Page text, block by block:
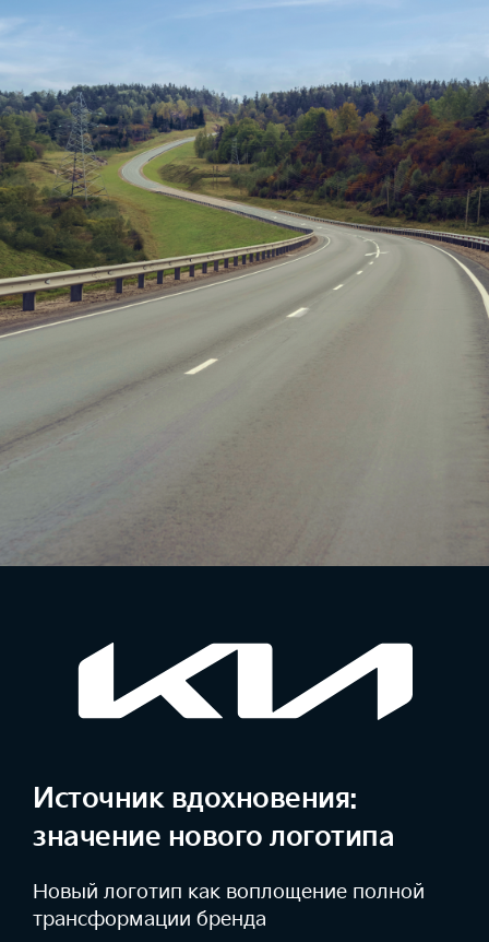
Источник вдохновения:
значение нового логотипа
Новый логотип как воплощение полной
трансформации бренда